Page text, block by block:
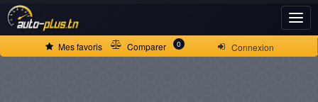
Connexion
Mes favoris Comparer 0
ACCUEIL